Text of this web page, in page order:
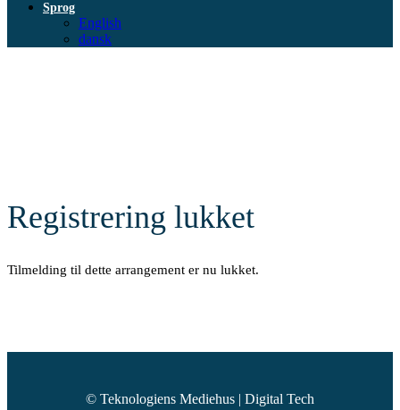
Sprog
English
dansk
Registrering lukket
Tilmelding til dette arrangement er nu lukket.
© Teknologiens Mediehus | Digital Tech